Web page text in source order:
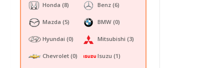
Honda (8)
Mazda (5)
Hyundai (0)
Chevrolet (0)
Benz (6)
BMW (0)
Mitsubishi (3)
Isuzu (1)